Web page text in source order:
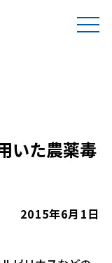
いた農薬毒
2015年6月1日